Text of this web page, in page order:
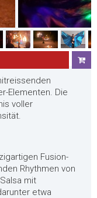
Elementen. Die
voller
Fusion-
Rhythmen von
mit
etwa